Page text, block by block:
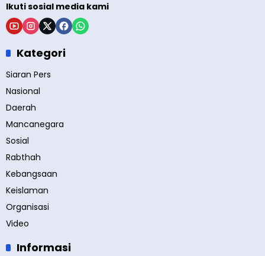
Ikuti sosial media kami
Kategori
Siaran Pers
Nasional
Daerah
Mancanegara
Sosial
Rabthah
Kebangsaan
Keislaman
Organisasi
Video
Informasi